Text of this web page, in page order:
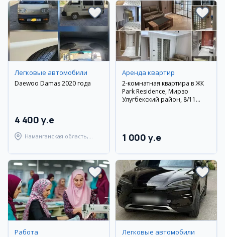
Легковые автомобили
Daewoo Damas 2020 года
4 400 y.e
Наманганская область,
Аренда квартир
2-комнатная квартира в ЖК
Park Residence, Мирзо
Улугбекский район, 8/11
1 000 y.e
Работа Легковые автомобили